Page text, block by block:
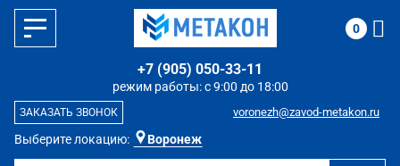
Выберите локацию: Воронеж
режим работы: с 9:00 до 18:00
+7 (905) 050-33-11
voronezh@zavod-metakon.ru
ЗАКАЗАТЬ ЗВОНОК
0